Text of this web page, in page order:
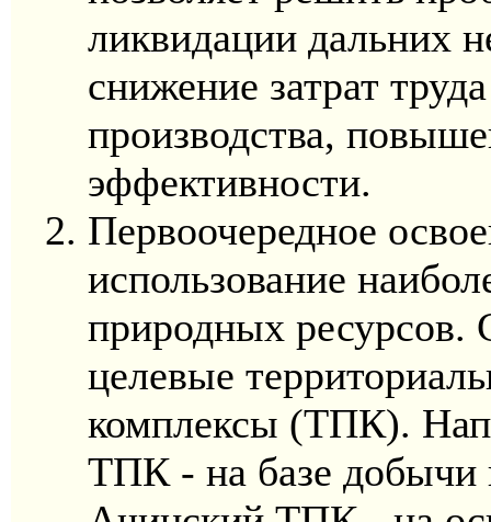
ликвидации дальних
снижение затрат
производства,
эффективности.
Первоочередное
использование
природных ресурсов.
целевые
комплексы (ТПК).
ТПК - на базе добычи